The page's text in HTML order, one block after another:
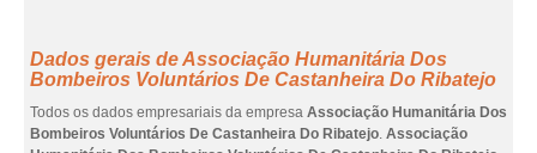
Dados gerais de Associação Humanitária Dos
Bombeiros Voluntários De Castanheira Do Ribatejo
Todos os dados empresariais da empresa Associação Humanitária Dos
Bombeiros Voluntários De Castanheira Do Ribatejo. Associação